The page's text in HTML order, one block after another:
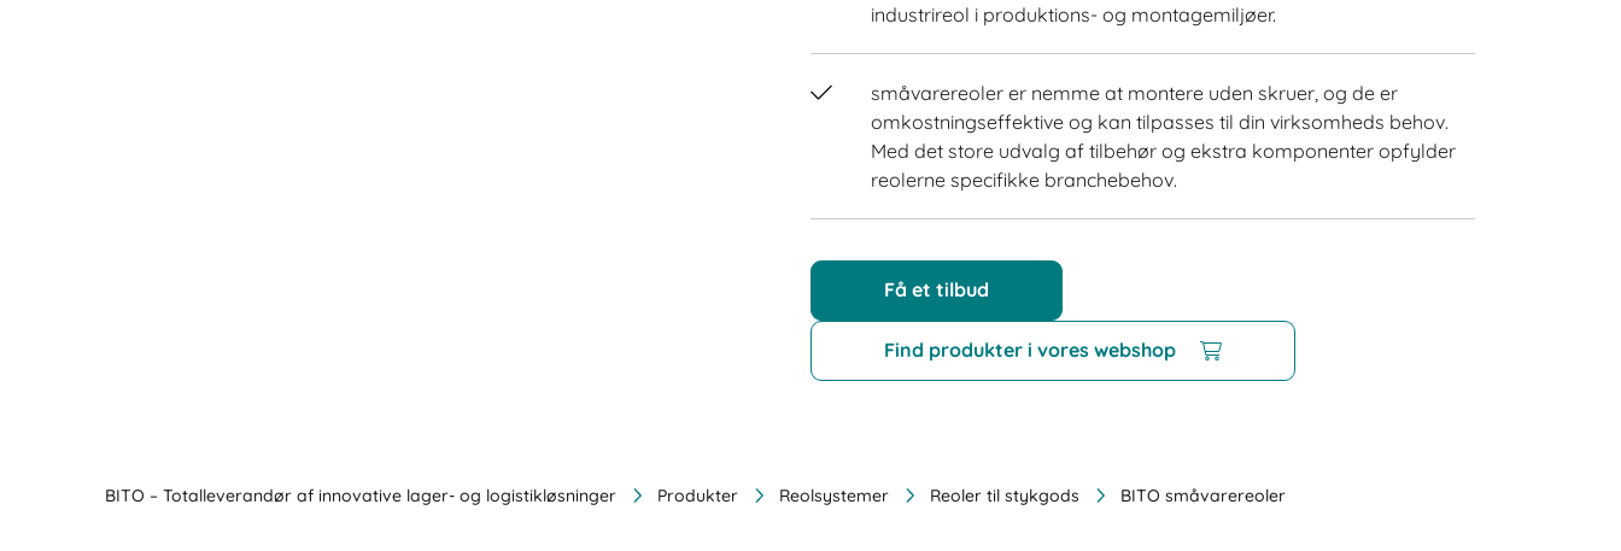
industrireol i produktions- og montagemiljøer.
småvarereoler er nemme at montere uden skruer, og de er
omkostningseffektive og kan tilpasses til din virksomheds behov.
Med det store udvalg af tilbehør og ekstra komponenter opfylder
reolerne specifikke branchebehov.
Få et tilbud
Find produkter i vores webshop
BITO – Totalleverandør af innovative lager- og logistikløsninger Produkter Reolsystemer Reoler til stykgods BITO småvarereoler